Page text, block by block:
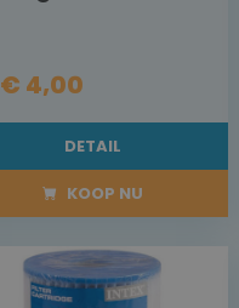
€ 4,00
DETAIL
KOOP NU